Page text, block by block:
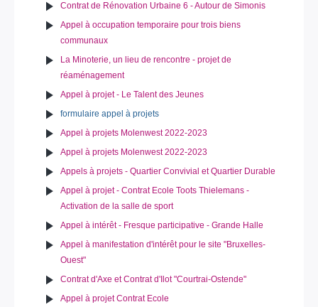
Contrat de Rénovation Urbaine 6 - Autour de Simonis
Appel à occupation temporaire pour trois biens
communaux
La Minoterie, un lieu de rencontre - projet de
réaménagement
Appel à projet - Le Talent des Jeunes
formulaire appel à projets
Appel à projets Molenwest 2022-2023
Appel à projets Molenwest 2022-2023
Appels à projets - Quartier Convivial et Quartier Durable
Appel à projet - Contrat Ecole Toots Thielemans -
Activation de la salle de sport
Appel à intérêt - Fresque participative - Grande Halle
Appel à manifestation d'intérêt pour le site "Bruxelles-
Ouest"
Contrat d'Axe et Contrat d'Ilot "Courtrai-Ostende"
Appel à projet Contrat Ecole